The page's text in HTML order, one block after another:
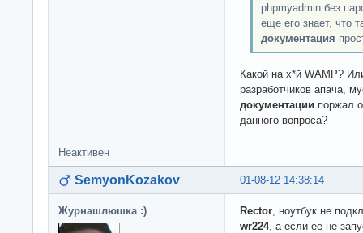
phpmyadmin без
еще его знает, что
документация
Какой на х*й WAMP?
разработчиков апача,
документации поржал
данного вопроса?
Неактивен
01-08-12 14:38:14
SemyonKozakov
Журнашлюшка :) Rector , ноутбук не
wr224, а если ее не